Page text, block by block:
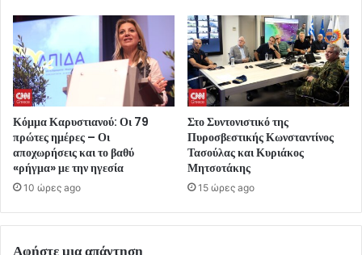
Κόμμα Καρυστιανού: Οι 79
πρώτες ημέρες – Οι
αποχωρήσεις και το βαθύ
«ρήγμα» με την ηγεσία
10 ώρες ago
Στο Συντονιστικό της
Πυροσβεστικής Κωνσταντίνος
Τασούλας και Κυριάκος
Μητσοτάκης
15 ώρες ago
Αφήστε μια απάντηση